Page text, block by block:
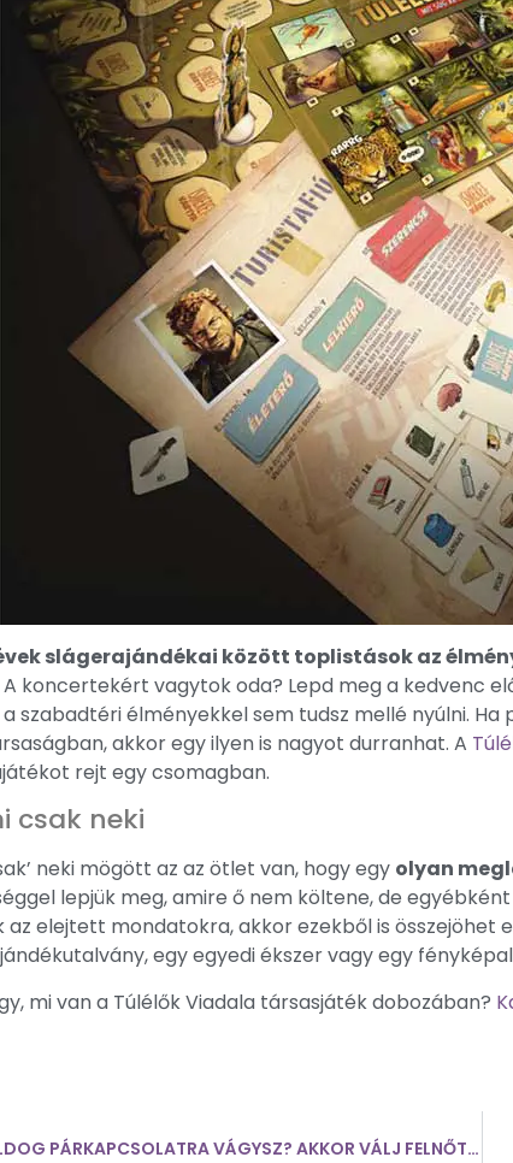
slágerajándékai között toplistások az
A koncertekért vagytok oda? Lepd meg a kedvenc
a szabadtéri élményekkel sem tudsz mellé nyúlni.
akkor egy ilyen is nagyot durranhat. A
rejt egy csomagban.
csak neki
neki mögött az az ötlet van, hogy egy olyan
lepjük meg, amire ő nem költene, de
az elejtett mondatokra, akkor ezekből is összejöhet
egy egyedi ékszer vagy egy
mi van a Túlélők Viadala társasjáték dobozában?
TE IS BOLDOG PÁRKAPCSOLATRA VÁGYSZ? AKKOR VÁLJ FELNŐTTÉ EGY JÁTÉK SEGÍTSÉGÉVEL!